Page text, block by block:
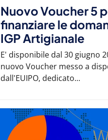
Nuovo Voucher 5
finanziare le
IGP Artigianale
E' disponibile dal 30 giugno
nuovo Voucher messo a
dall'EUIPO, dedicato...